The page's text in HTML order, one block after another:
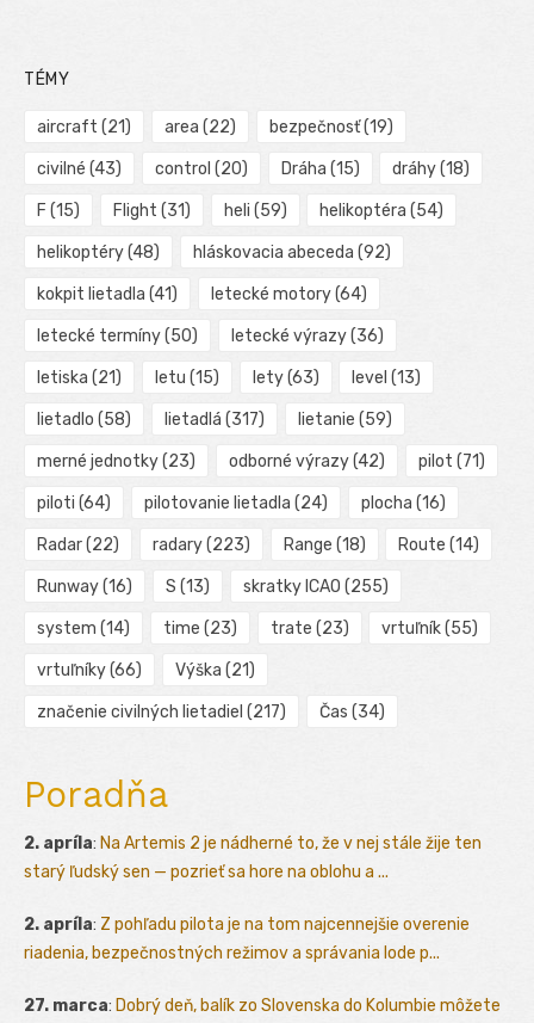
TÉMY
aircraft (21) area (22) bezpečnosť(19)
civilné (43) control (20) Dráha (15) dráhy(18)
F (15) Flight (31) heli (59) helikoptéra (54)
helikoptéry(48) hláskovacia abeceda (92)
kokpit lietadla (41) letecké motory(64)
letecké termíny(50) letecké výrazy(36)
letiska (21) letu (15) lety(63) level (13)
lietadlo (58) lietadlá (317) lietanie (59)
merné jednotky(23) odborné výrazy(42) pilot (71)
piloti (64) pilotovanie lietadla (24) plocha (16)
Radar(22) radary(223) Range (18) Route (14)
Runway(16) S (13) skratky ICAO (255)
system (14) time (23) trate (23) vrtuľník(55)
vrtuľníky(66) Výška (21)
značenie civilných lietadiel (217) Čas (34)
Poradňa
2. apríla: Na Artemis 2 je nádherné to, že v nej stále žije ten
starý ľudský sen — pozrieť sa hore na oblohu a ...
2. apríla: Z pohľadu pilota je na tom najcennejšie overenie
riadenia, bezpečnostných režimov a správania lode p...
27. marca: Dobrý deň, balík zo Slovenska do Kolumbie môžete